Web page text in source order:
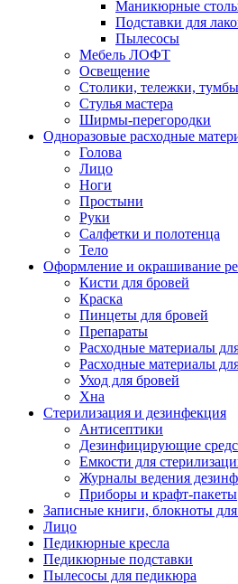
Маникюрные
Подставки для
Пылесосы
Мебель ЛОФТ
Освещение
Столики, тележки, тумбы
Стулья мастера
Ширмы-перегородки
Одноразовые расходные
Голова
Лицо
Ноги
Простыни
Руки
Салфетки и полотенца
Тело
Оформление и окрашивание
Кисти для бровей
Краска
Пинцеты для бровей
Препараты
Расходные материалы
Расходные материалы
Уход для бровей
Хна
Стерилизация и дезинфекция
Антисептики
Дезинфицирующие
Емкости для
Журналы ведения
Приборы и крафт-пакеты
Записные книги, блокноты для
Лицо
Педикюрные кресла
Педикюрные подставки
Пылесосы для педикюра